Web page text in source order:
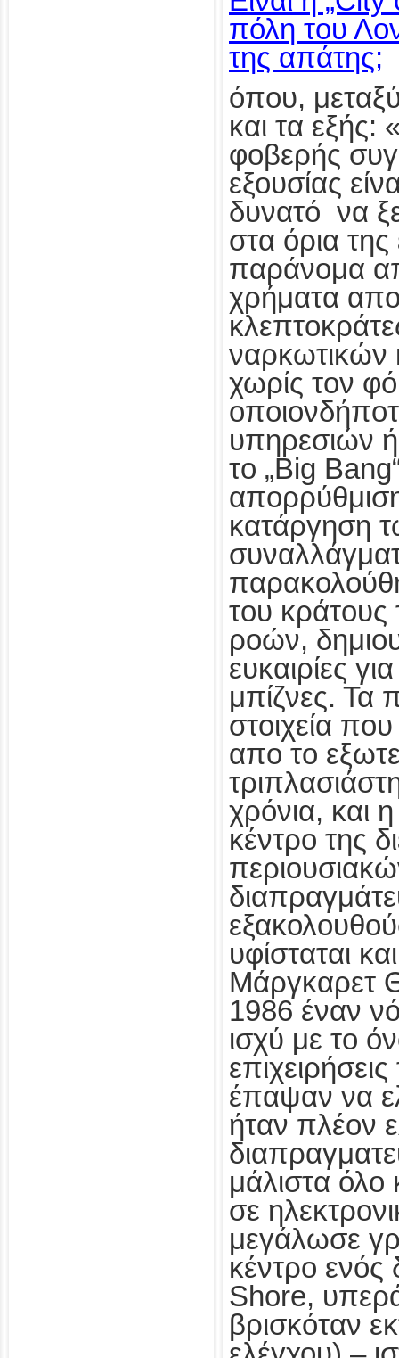
πόλη του
της απάτης;
όπου,
και τα
φοβερής
εξουσίας
δυνατό να
στα όρια της
παράνομα
χρήματα
ναρκωτικών
χωρίς τον
υπηρεσιών
το „Big
κατάργηση
του
ροών,
ευκαιρίες
μπίζνες. Τα
στοιχεία
απο το
χρόνια, και
κέντρο της
υφίσταται
Μάργκαρετ
1986 έναν
ισχύ με το
έπαψαν να
ήταν πλέον
μάλιστα όλο
σε
μεγάλωσε
κέντρο ενός
Shore,
βρισκόταν